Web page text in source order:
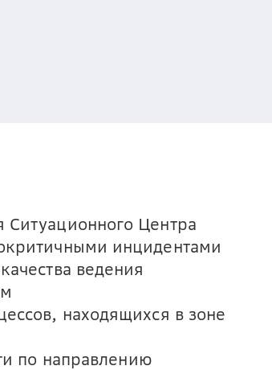
Центра
инцидентами
ведения
находящихся в зоне
по направлению